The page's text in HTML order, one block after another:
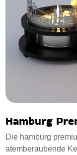
Hamburg
Die hamburg
atemberaubende